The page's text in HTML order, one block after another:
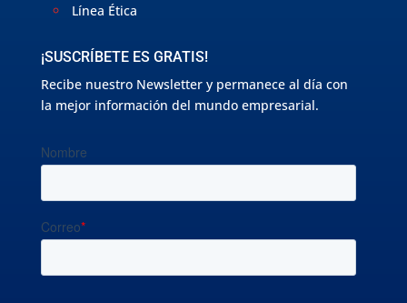
Línea Ética
¡SUSCRÍBETE ES GRATIS!
Recibe nuestro Newsletter y permanece al día con
la mejor información del mundo empresarial.